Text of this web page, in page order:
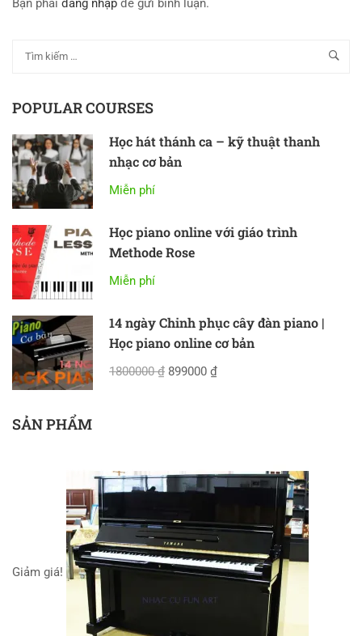
Bạn phải đăng nhập để gửi bình luận.
POPULAR COURSES
Học hát thánh ca – kỹ thuật thanh
nhạc cơ bản
Miễn phí
Học piano online với giáo trình
Methode Rose
Miễn phí
14 ngày Chinh phục cây đàn piano |
Học piano online cơ bản
1800000 ₫ 899000 ₫
SẢN PHẨM
Giảm giá!